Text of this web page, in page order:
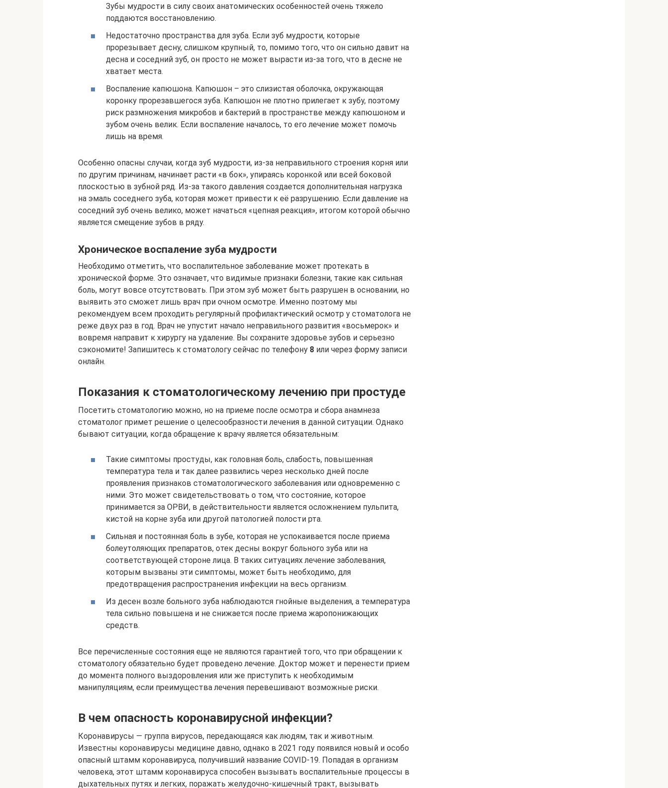
Зубы мудрости в силу своих анатомических особенностей очень тяжело
поддаются восстановлению.
Недостаточно пространства для зуба. Если зуб мудрости, которые
прорезывает десну, слишком крупный, то, помимо того, что он сильно давит на
десна и соседний зуб, он просто не может вырасти из-за того, что в десне не
хватает места.
Воспаление капюшона. Капюшон – это слизистая оболочка, окружающая
коронку прорезавшегося зуба. Капюшон не плотно прилегает к зубу, поэтому
риск размножения микробов и бактерий в пространстве между капюшоном и
зубом очень велик. Если воспаление началось, то его лечение может помочь
лишь на время.
Особенно опасны случаи, когда зуб мудрости, из-за неправильного строения корня или
по другим причинам, начинает расти «в бок», упираясь коронкой или всей боковой
плоскостью в зубной ряд. Из-за такого давления создается дополнительная нагрузка
на эмаль соседнего зуба, которая может привести к её разрушению. Если давление на
соседний зуб очень велико, может начаться «цепная реакция», итогом которой обычно
является смещение зубов в ряду.
Хроническое воспаление зуба мудрости
Необходимо отметить, что воспалительное заболевание может протекать в
хронической форме. Это означает, что видимые признаки болезни, такие как сильная
боль, могут вовсе отсутствовать. При этом зуб может быть разрушен в основании, но
выявить это сможет лишь врач при очном осмотре. Именно поэтому мы
рекомендуем всем проходить регулярный профилактический осмотр у стоматолога не
реже двух раз в год. Врач не упустит начало неправильного развития «восьмерок» и
вовремя направит к хирургу на удаление. Вы сохраните здоровье зубов и серьезно
сэкономите! Запишитесь к стоматологу сейчас по телефону 8 или через форму записи
онлайн.
Показания к стоматологическому лечению при простуде
Посетить стоматологию можно, но на приеме после осмотра и сбора анамнеза
стоматолог примет решение о целесообразности лечения в данной ситуации. Однако
бывают ситуации, когда обращение к врачу является обязательным:
Такие симптомы простуды, как головная боль, слабость, повышенная
температура тела и так далее развились через несколько дней после
проявления признаков стоматологического заболевания или одновременно с
ними. Это может свидетельствовать о том, что состояние, которое
принимается за ОРВИ, в действительности является осложнением пульпита,
кистой на корне зуба или другой патологией полости рта.
Сильная и постоянная боль в зубе, которая не успокаивается после приема
болеутоляющих препаратов, отек десны вокруг больного зуба или на
соответствующей стороне лица. В таких ситуациях лечение заболевания,
которым вызваны эти симптомы, может быть необходимо, для
предотвращения распространения инфекции на весь организм.
Из десен возле больного зуба наблюдаются гнойные выделения, а температура
тела сильно повышена и не снижается после приема жаропонижающих
средств.
Все перечисленные состояния еще не являются гарантией того, что при обращении к
стоматологу обязательно будет проведено лечение. Доктор может и перенести прием
до момента полного выздоровления или же приступить к необходимым
манипуляциям, если преимущества лечения перевешивают возможные риски.
В чем опасность коронавирусной инфекции?
Коронавирусы — группа вирусов, передающаяся как людям, так и животным.
Известны коронавирусы медицине давно, однако в 2021 году появился новый и особо
опасный штамм коронавируса, получивший название COVID-19. Попадая в организм
человека, этот штамм коронавируса способен вызывать воспалительные процессы в
дыхательных путях и легких, поражать желудочно-кишечный тракт, вызывать